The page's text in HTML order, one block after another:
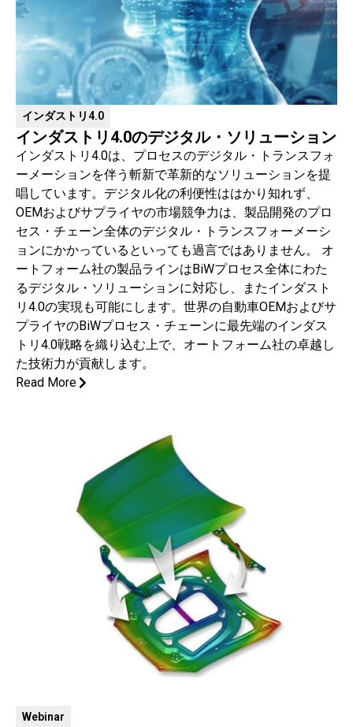
インダストリ4.0
インダストリ4.0のデジタル・ソリューション
インダストリ4.0は、プロセスのデジタル・トランスフォ
ーメーションを伴う斬新で革新的なソリューションを提
唱しています。デジタル化の利便性ははかり知れず、
OEMおよびサプライヤの市場競争力は、製品開発のプロ
セス・チェーン全体のデジタル・トランスフォーメーシ
ョンにかかっているといっても過言ではありません。 オ
ートフォーム社の製品ラインはBiWプロセス全体にわた
るデジタル・ソリューションに対応し、またインダスト
リ4.0の実現も可能にします。世界の自動車OEMおよびサ
プライヤのBiWプロセス・チェーンに最先端のインダス
トリ4.0戦略を織り込む上で、オートフォーム社の卓越し
た技術力が貢献します。
Read More
Webinar